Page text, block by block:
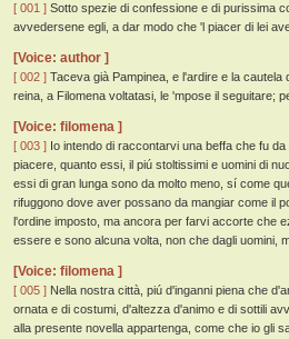
[ 001 ] Sotto spezie di confessione e di purissima
avvedersene egli, a dar modo che 'l piacer di lei
[Voice: author ]
[ 002 ] Taceva già Pampinea, e l'ardire e la
reina, a Filomena voltatasi, le 'mpose il seguitare;
[Voice: filomena ]
[ 003 ] Io intendo di raccontarvi una beffa che fu
piacere, quanto essi, il piú stoltissimi e uomini di
essi di gran lunga sono da molto meno, sí come
rifuggono dove aver possano da mangiar come il
l'ordine imposto, ma ancora per farvi accorte che
essere e sono alcuna volta, non che dagli uomini,
[Voice: filomena ]
[ 005 ] Nella nostra città, piú d'inganni piena che
ornata e di costumi, d'altezza d'animo e di sottili
alla presente novella appartenga, come che io gli